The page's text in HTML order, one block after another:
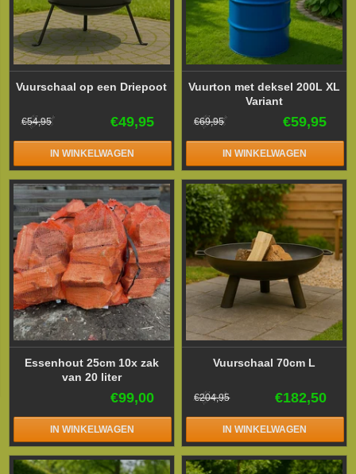
Vuurschaal op een Driepoot
€49,95
€54,95
IN WINKELWAGEN
Vuurton met deksel 200L XL
Variant
€59,95
€69,95
IN WINKELWAGEN
Essenhout 25cm 10x zak
van 20 liter
€99,00
IN WINKELWAGEN
Vuurschaal 70cm L
€182,50
€204,95
IN WINKELWAGEN